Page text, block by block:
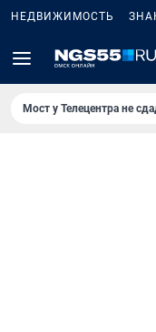
НЕДВИЖИМОСТЬ
Мост у Телецентра не